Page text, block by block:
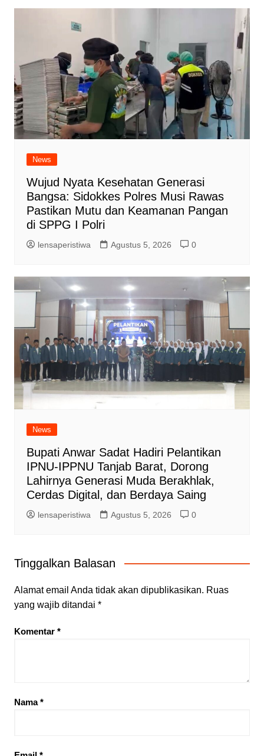
News
Wujud Nyata Kesehatan Generasi
Bangsa: Sidokkes Polres Musi Rawas
Pastikan Mutu dan Keamanan Pangan
di SPPG I Polri
lensaperistiwa Agustus 5, 2026 0
News
Bupati Anwar Sadat Hadiri Pelantikan
IPNU-IPPNU Tanjab Barat, Dorong
Lahirnya Generasi Muda Berakhlak,
Cerdas Digital, dan Berdaya Saing
lensaperistiwa Agustus 5, 2026 0
Tinggalkan Balasan
Alamat email Anda tidak akan dipublikasikan. Ruas
yang wajib ditandai *
Komentar *
Nama*